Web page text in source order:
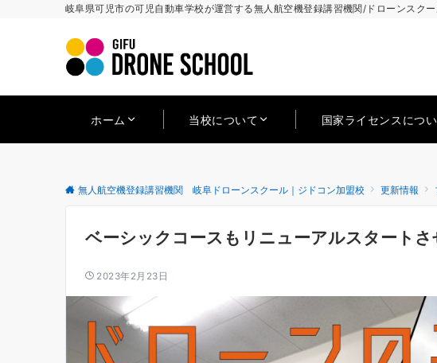
岐阜県可児市の可児自動車学校が運営する無人航空機登録講習機関/ドローンスク
ホーム 当校について 国家ライセンスにつ
無人航空機登録講習機関 岐阜ドローンスクール｜ジドコン加盟校 更新情報
ベーシックコースもリニューアルスタートさ
2023年2月23日